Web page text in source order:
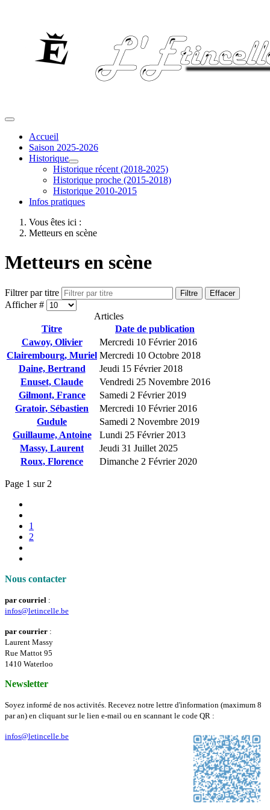
Accueil
Saison 2025-2026
Historique
Historique récent (2018-2025)
Historique proche (2015-2018)
Historique 2010-2015
Infos pratiques
Vous êtes ici :
Metteurs en scène
Metteurs en scène
Filtrer par titre Filtre Effacer
Afficher #
Articles
Titre
Date de publication
Cawoy, Olivier
Mercredi 10 Février 2016
Clairembourg, Muriel Mercredi 10 Octobre 2018
Daine, Bertrand
Jeudi 15 Février 2018
Enuset, Claude
Vendredi 25 Novembre 2016
Gilmont, France
Samedi 2 Février 2019
Gratoir, Sébastien
Mercredi 10 Février 2016
Gudule
Samedi 2 Novembre 2019
Guillaume, Antoine
Lundi 25 Février 2013
Massy, Laurent
Jeudi 31 Juillet 2025
Roux, Florence
Dimanche 2 Février 2020
Page 1 sur 2
1
2
Nous contacter
par courriel :
infos@letincelle.be
par courrier :
Laurent Massy
Rue Mattot 95
1410 Waterloo
Newsletter
Soyez informé de nos activités. Recevez notre lettre d'information (maximum 8
par an) en cliquant sur le lien e-mail ou en scannant le code QR :
infos@letincelle.be